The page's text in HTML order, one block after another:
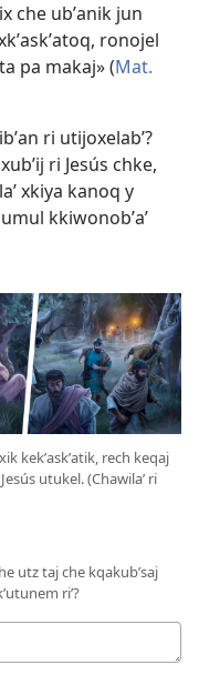
che ubʼanik jun
ronojel
pa makaj» (Mat.
ri utijoxelabʼ?
ri Jesús chke,
xkiya kanoq y
kkiwonobʼaʼ
kekʼaskʼatik, rech keqaj
utukel. (Chawilaʼ ri
utz taj che kqakubʼsaj
riʼ?